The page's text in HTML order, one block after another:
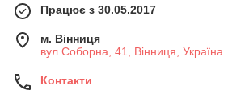
Працює з 30.05.2017
м. Вінниця
вул.Соборна, 41, Вінниця, Україна
Контакти